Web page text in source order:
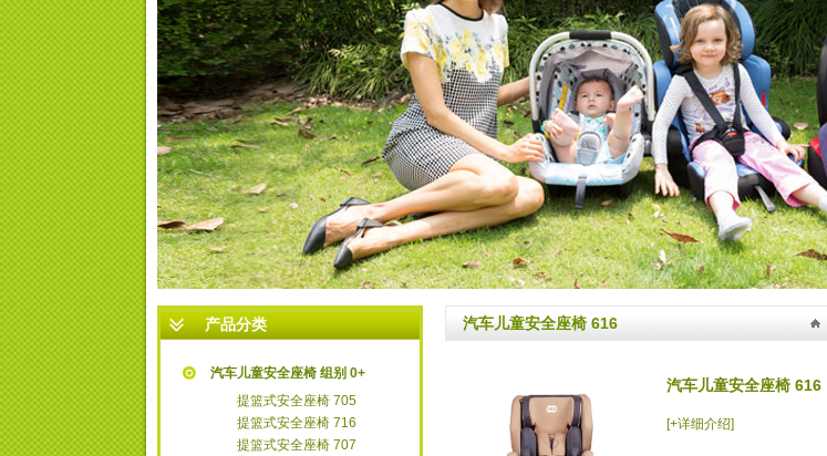
1 2 3
产品分类
汽车儿童安全座椅 组别 0+
提篮式安全座椅 705
提篮式安全座椅 716
提篮式安全座椅 707
汽车儿童安全座椅 616
汽车儿童安全座椅 616
[+详细介绍]